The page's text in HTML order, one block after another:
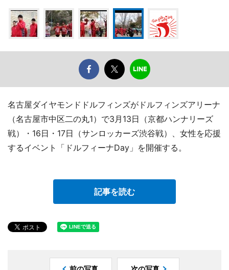
名古屋ダイヤモンドドルフィンズがドルフィンズアリーナ
（名古屋市中区二の丸1）で3月13日（京都ハンナリーズ
戦）・16日・17日（サンロッカーズ渋谷戦）、女性を応援
するイベント「ドルフィーナDay」を開催する。
記事を読む